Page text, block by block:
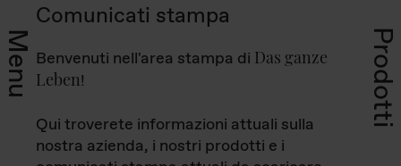
Menu Prodotti
Comunicati stampa
Benvenuti nell'area stampa di Das ganze
Leben!
Qui troverete informazioni attuali sulla
nostra azienda, i nostri prodotti e i